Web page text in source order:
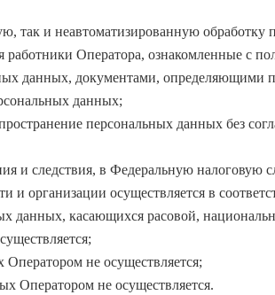
так и неавтоматизированную обработку
Оператора, ознакомленные с
данных, документами, определяющими
данных;
персональных данных без
и следствия, в Федеральную
организации осуществляется в
данных, касающихся расовой,
Оператором не осуществляется;
Оператором не осуществляется.